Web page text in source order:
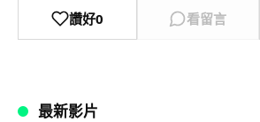
讚好0 看留言
最新影片